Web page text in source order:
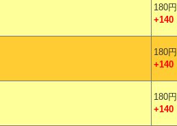
180円
+140
180円
+140
180円
+140